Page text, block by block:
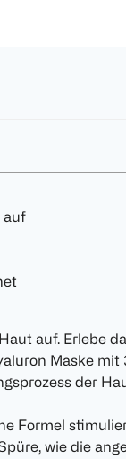
auf
auf. Erlebe
Maske
der
Formel
wie die